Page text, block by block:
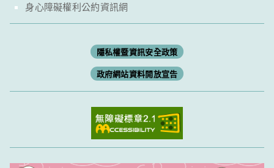
身心障礙權利公約資訊網
隱私權暨資訊安全政策
政府網站資料開放宣告